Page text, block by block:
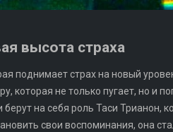
высота страха
поднимает страх на новый
которая не только пугает, но и
берут на себя роль Таси
свои воспоминания, она